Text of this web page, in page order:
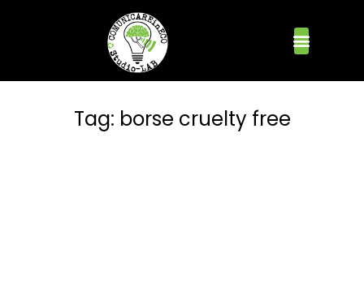
Tag: borse cruelty free